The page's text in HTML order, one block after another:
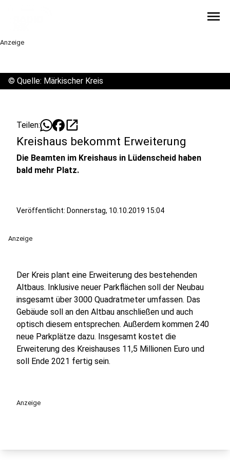
menu
Anzeige
© Quelle: Märkischer Kreis
Teilen: open_in_new
Kreishaus bekommt Erweiterung
Die Beamten im Kreishaus in Lüdenscheid haben
bald mehr Platz.
Veröffentlicht: Donnerstag, 10.10.2019 15:04
Anzeige
Der Kreis plant eine Erweiterung des bestehenden
Altbaus. Inklusive neuer Parkflächen soll der Neubau
insgesamt über 3000 Quadratmeter umfassen. Das
Gebäude soll an den Altbau anschließen und auch
optisch diesem entsprechen. Außerdem kommen 240
neue Parkplätze dazu. Insgesamt kostet die
Erweiterung des Kreishauses 11,5 Millionen Euro und
soll Ende 2021 fertig sein.
Anzeige